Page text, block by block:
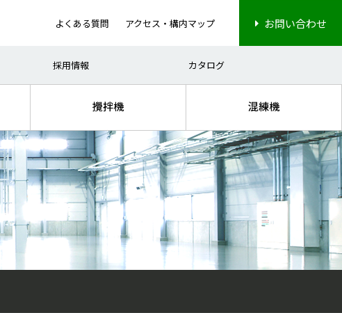
よくある質問 アクセス・構内マップ お問い合わせ
採用情報 カタログ
ナノ分散 高粘度処理
電子部品 ディスプレイ
攪拌機 混練機